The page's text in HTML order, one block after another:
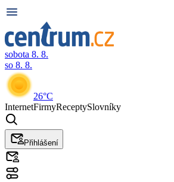
sobota 8. 8.
so 8. 8.
26°C
InternetFirmyReceptySlovníky
Přihlášení